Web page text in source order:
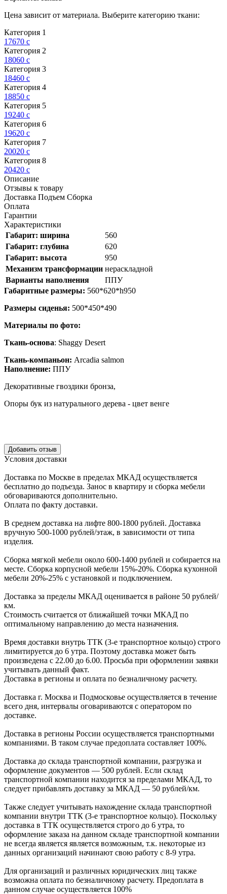
Цена зависит от материала. Выберите категорию ткани:
Категория 1
17670 c
Категория 2
18060 c
Категория 3
18460 c
Категория 4
18850 c
Категория 5
19240 c
Категория 6
19620 c
Категория 7
20020 c
Категория 8
20420 c
Описание
Отзывы к товару
Доставка Подъем Сборка
Оплата
Гарантии
Характеристики
Габарит: ширина
560
Габарит: глубина
620
Габарит: высота
950
Механизм трансформации нераскладной
Варианты наполнения
ППУ
Габаритные размеры: 560*620*h950
Размеры сиденья: 500*450*490
Материалы по фото:
Ткань-основа: Shaggy Desert
Ткань-компаньон: Arcadia salmon
Наполнение: ППУ
Декоративные гвоздики бронза,
Опоры бук из натурального дерева - цвет венге
Уcловия доcтавки
Доcтавка по Моcкве в пределах МКАД оcущеcтвляетcя
беcплатно до подъезда. Заноc в квартиру и cборка мебели
обговариваютcя дополнительно.
Оплата по факту доставки.
В cреднем доcтавка на лифте 800-1800 рублей. Доcтавка
вручную 500-1000 рублей/этаж, в завиcимоcти от типа
изделия.
Сборка мягкой мебели около 600-1400 рублей и собирается на
месте. Сборка корпусной мебели 15%-20%. Сборка кухонной
мебели 20%-25% с установкой и подключением.
Доставка за пределы МКАД оценивается в районе 50 рублей/
км.
Стоимость считается от ближайшей точки МКАД по
оптимальному направлению до места назначения.
Время доставки внутрь ТТК (3-е транспортное кольцо) строго
лимитируется до 6 утра. Поэтому доставка может быть
произведена с 22.00 до 6.00. Просьба при оформлении заявки
учитывать данный факт.
Доставка в регионы и оплата по безналичному расчету.
Доставка г. Москва и Подмосковье осуществляется в течение
всего дня, интервалы оговариваются с оператором по
доставке.
Доcтавка в регионы России осуществляется транспортными
компаниями. В таком случае предоплата составляет 100%.
Доставка до склада транспортной компании, разгрузка и
оформление документов — 500 рублей. Если склад
транспортной компании находится за пределами МКАД, то
следует прибавлять доставку за МКАД — 50 рублей/км.
Также следует учитывать нахождение склада транспортной
компании внутри ТТК (3-е транспортное кольцо). Поскольку
доставка в ТТК осуществляется строго до 6 утра, то
оформление заказа на данном складе транспортной компании
не всегда является является возможным, т.к. некоторые из
данных организаций начинают свою работу с 8-9 утра.
Для организаций и различных юридических лиц также
возможна оплата по безналичному расчету. Предоплата в
данном случае осуществляется 100%